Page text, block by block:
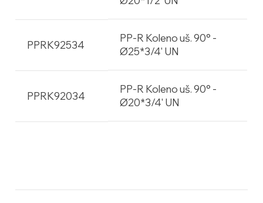
PPRK92534
PP-R Koleno uš. 90° -
Ø25*3/4' UN
PPRK92034
PP-R Koleno uš. 90° -
Ø20*3/4' UN